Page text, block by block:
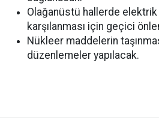
Olağanüstü hallerde
karşılanması için geçici
Nükleer maddelerin
düzenlemeler yapılacak.